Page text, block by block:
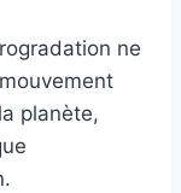
ne
planète,